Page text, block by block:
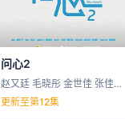
问心2
赵又廷 毛晓彤 金世佳 张佳宁 …
更新至第12集